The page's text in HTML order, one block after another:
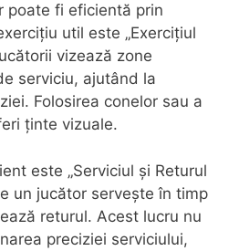
poate fi eficientă prin
util este „Exercițiul
vizează zone
serviciu, ajutând la
Folosirea conelor sau a
ținte vizuale.
este „Serviciul și Returul
un jucător servește în timp
returul. Acest lucru nu
preciziei serviciului,